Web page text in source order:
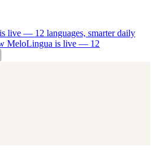
live — 12 languages, smarter daily
MeloLingua is live — 12